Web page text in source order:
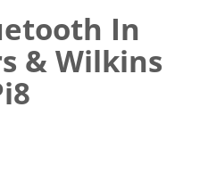
In
& Wilkins